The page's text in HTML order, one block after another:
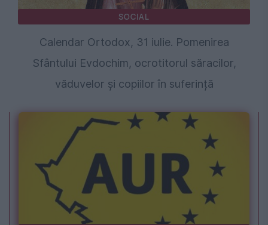
SOCIAL
Calendar Ortodox, 31 iulie. Pomenirea
Sfântului Evdochim, ocrotitorul săracilor,
văduvelor și copiilor în suferință